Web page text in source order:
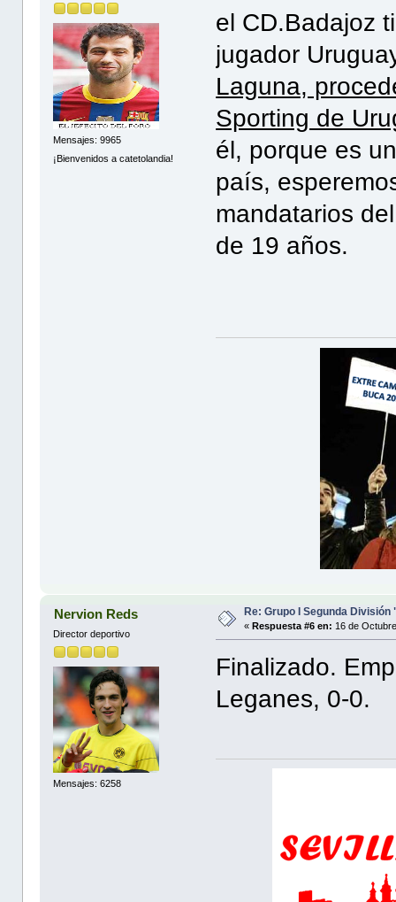
Mensajes: 9965
¡Bienvenidos a catetolandia!
el CD.Badajoz
jugador
Laguna,
Sporting de
él, porque es
país,
mandatarios
de 19 años.
Nervion Reds
Director deportivo
Mensajes: 6258
Re: Grupo I Segunda División
«Respuesta #6 en: 16 de
Finalizado.
Leganes, 0-0.